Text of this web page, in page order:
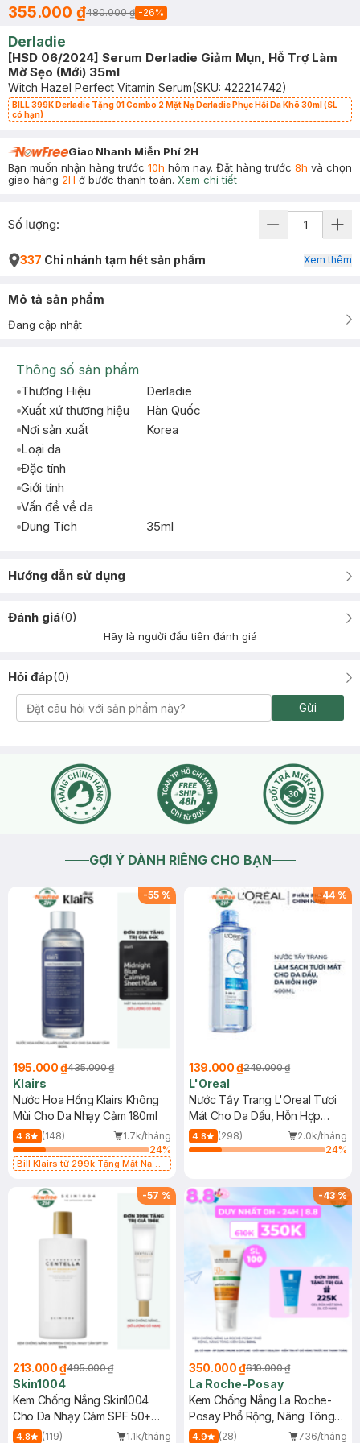
355.000 ₫480.000 ₫ -26%
Derladie
[HSD 06/2024] Serum Derladie Giảm Mụn, Hỗ Trợ Làm
Mờ Sẹo (Mới) 35ml
Witch Hazel Perfect Vitamin Serum(SKU: 422214742)
BILL 399K Derladie Tặng 01 Combo 2 Mặt Nạ Derladie Phục Hồi Da Khô 30ml (SL
có hạn)
Giao Nhanh Miễn Phí 2H
Bạn muốn nhận hàng trước 10h hôm nay. Đặt hàng trước 8h và chọn
giao hàng 2H ở bước thanh toán. Xem chi tiết
Số lượng:
337 Chi nhánh tạm hết sản phẩm Xem thêm
Mô tả sản phẩm
Đang cập nhật
Thông số sản phẩm
Thương Hiệu
Derladie
Xuất xứ thương hiệu
Hàn Quốc
Nơi sản xuất
Korea
Loại da
Đặc tính
Giới tính
Vấn đề về da
Dung Tích
35ml
Hướng dẫn sử dụng
Đánh giá(0)
Hãy là người đầu tiên đánh giá
Hỏi đáp(0)
Gửi
GỢI Ý DÀNH RIÊNG CHO BẠN
-55 %
195.000 ₫435.000 ₫
Klairs
Nước Hoa Hồng Klairs Không
Mùi Cho Da Nhạy Cảm 180ml
4.8 (148)
1.7k/tháng
24%
Bill Klairs từ 299k Tặng Mặt Nạ
25ml (SL Có Hạn)
-44 %
139.000 ₫249.000 ₫
L'Oreal
Nước Tẩy Trang L'Oreal Tươi
Mát Cho Da Dầu, Hỗn Hợp
400ml
4.8 (298)
2.0k/tháng
24%
-57 %
213.000 ₫495.000 ₫
Skin1004
Kem Chống Nắng Skin1004
Cho Da Nhạy Cảm SPF 50+
50ml
4.8 (119)
1.1k/tháng
-43%
350.000 ₫610.000 ₫
La Roche-Posay
Kem Chống Nắng La Roche-
Posay Phổ Rộng, Nâng Tông
Kiềm Dầu 50ml
4.9 (28)
736/tháng